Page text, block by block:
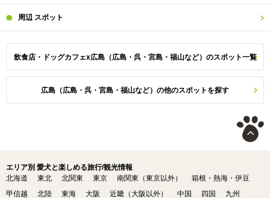
周辺 スポット
飲食店・ドッグカフェx広島（広島・呉・宮島・福山など）のスポット一覧
広島（広島・呉・宮島・福山など）の他のスポットを探す
エリア別 愛犬と楽しめる旅行/観光情報
北海道
東北 北関東 東京 南関東（東京以外）
箱根・熱海・伊豆
甲信越
北陸 東海 大阪 近畿（大阪以外） 中国 四国 九州